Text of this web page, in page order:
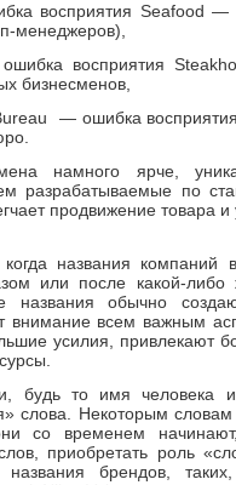
восприятия Seafood —
менеджеров),
восприятия
бизнесменов,
— ошибка
намного ярче,
разрабатываемые по
продвижение товара
названия компаний
или после какой-либо
названия обычно
внимание всем важным
усилия, привлекают
будь то имя человека
слова. Некоторым
со временем
приобретать роль
названия брендов,